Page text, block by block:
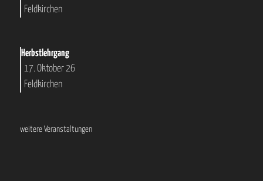
Feldkirchen
Herbstlehrgang
17. Oktober 26
Feldkirchen
weitere Veranstaltungen